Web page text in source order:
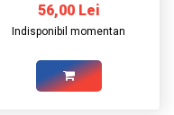
56,00 Lei
Indisponibil momentan